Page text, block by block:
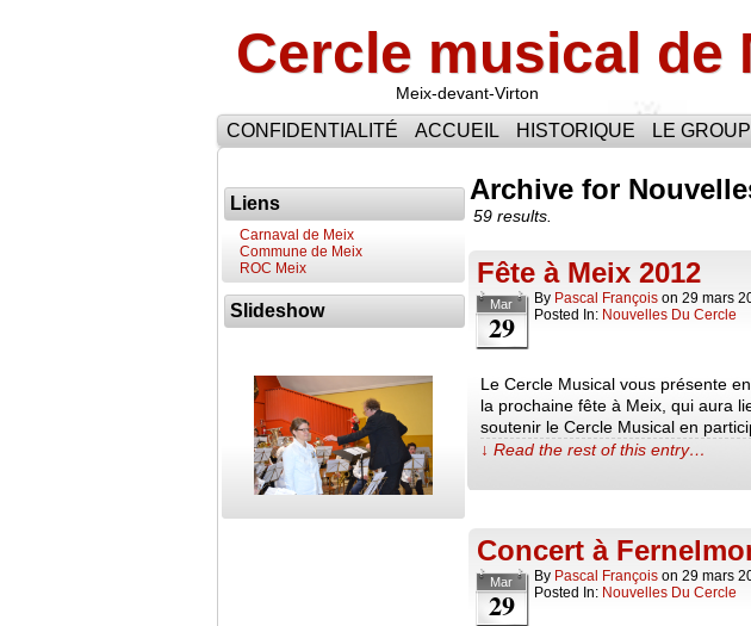
Cercle musical de
Meix-devant-Virton
CONFIDENTIALITÉ ACCUEIL HISTORIQUE LE
Liens
Carnaval de Meix
Commune de Meix
ROC Meix
Slideshow
Archive for
59 results.
Fête à Meix 2012
Mar
29
By Pascal François on 29 mars
Posted In: Nouvelles Du Cercle
Le Cercle Musical vous présente
la prochaine fête à Meix, qui aura
soutenir le Cercle Musical en
↓ Read the rest of this entry…
Concert à
Mar
29
By Pascal François on 29 mars
Posted In: Nouvelles Du Cercle